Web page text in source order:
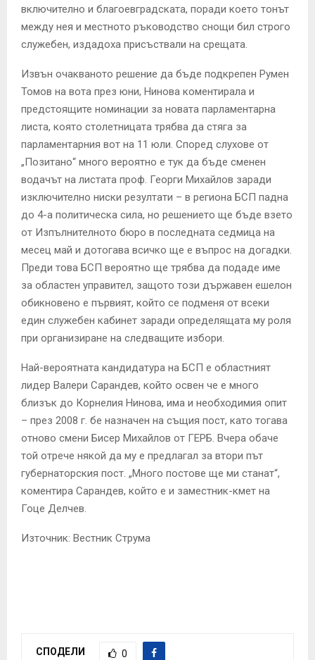
включително и благоевградската, поради което тонът
между нея и местното ръководство снощи бил строго
служебен, издадоха присъствали на срещата.
Извън очакваното решение да бъде подкрепен Румен
Томов на вота през юни, Нинова коментирала и
предстоящите номинации за новата парламентарна
листа, която столетницата трябва да стяга за
парламентарния вот на 11 юли. Според слухове от
„Позитано“ много вероятно е тук да бъде сменен
водачът на листата проф. Георги Михайлов заради
изключително ниски резултати – в региона БСП падна
до 4-а политическа сила, но решението ще бъде взето
от Изпълнителното бюро в последната седмица на
месец май и дотогава всичко ще е въпрос на догадки.
Преди това БСП вероятно ще трябва да подаде име
за областен управител, защото този държавен ешелон
обикновено е първият, който се подменя от всеки
един служебен кабинет заради определящата му роля
при организиране на следващите избори.
Най-вероятната кандидатура на БСП е областният
лидер Валери Сарандев, който освен че е много
близък до Корнелия Нинова, има и необходимия опит
– през 2008 г. бе назначен на същия пост, като тогава
отново смени Бисер Михайлов от ГЕРБ. Вчера обаче
той отрече някой да му е предлагал за втори път
губернаторския пост. „Много постове ще ми станат“,
коментира Сарандев, който е и заместник-кмет на
Гоце Делчев.
Източник: Вестник Струма
СПОДЕЛИ 0